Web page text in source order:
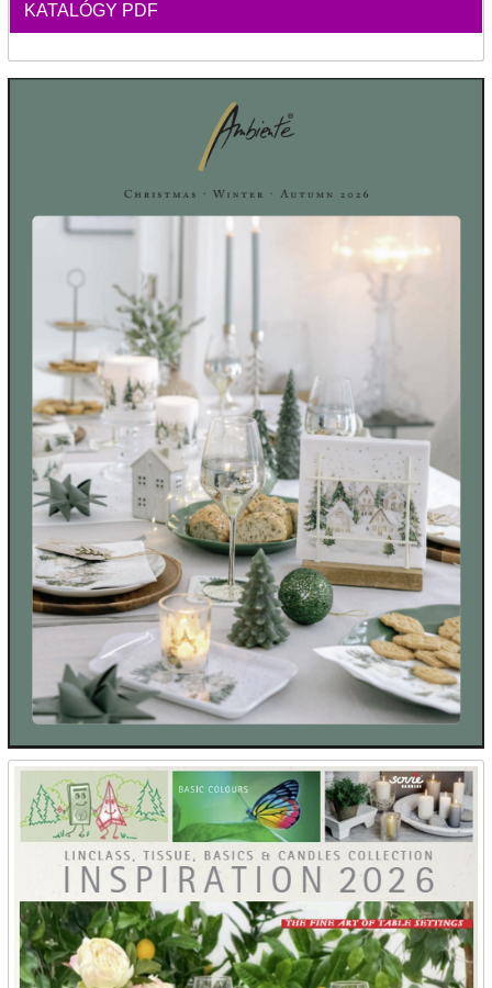
KATALÓGY PDF